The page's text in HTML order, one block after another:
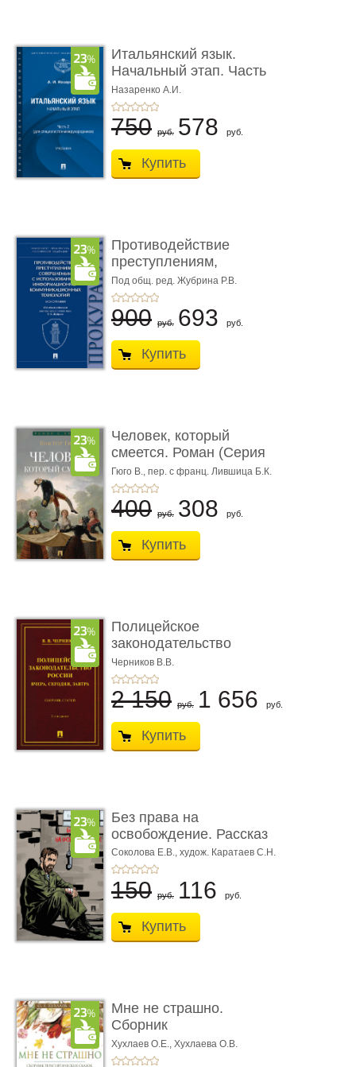
Итальянский язык.
Начальный этап. Часть
2. Учеб� ...
Назаренко А.И.
750 руб. 578 руб.
Купить
Противодействие
преступлениям,
совершаемым с ...
Под общ. ред. Жубрина Р.В.
900 руб. 693 руб.
Купить
Человек, который
смеется. Роман (Серия
«Роман с ...
Гюго В., пер. с франц. Лившица Б.К.
400 руб. 308 руб.
Купить
Полицейское
законодательство
России: вчера, с� ...
Черников В.В.
2 150 руб. 1 656 руб.
Купить
Без права на
освобождение. Рассказ
Соколова Е.В., худож. Каратаев С.Н.
150 руб. 116 руб.
Купить
Мне не страшно.
Сборник
терапевтических
сказо� ...
Хухлаев О.Е., Хухлаева О.В.